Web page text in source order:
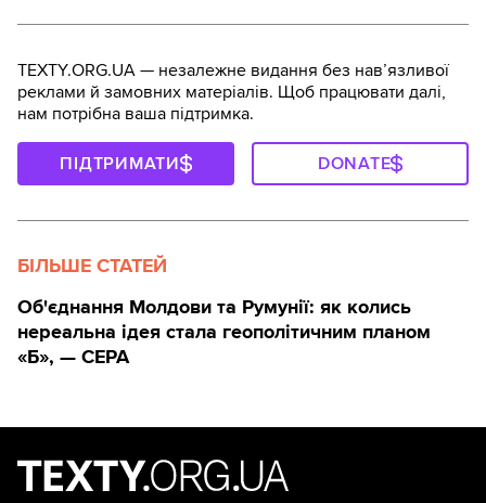
TEXTY.ORG.UA — незалежне видання без навʼязливої
реклами й замовних матеріалів. Щоб працювати далі,
нам потрібна ваша підтримка.
ПІДТРИМАТИ DONATE
БІЛЬШЕ СТАТЕЙ
Об'єднання Молдови та Румунії: як колись
нереальна ідея стала геополітичним планом
«Б», — CEPA